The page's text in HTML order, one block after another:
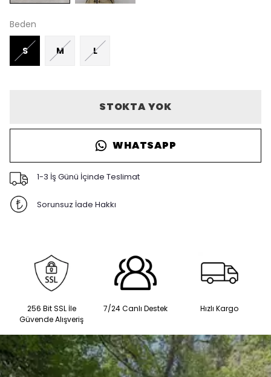
Beden
S M L
STOKTA YOK
WHATSAPP
1-3 İş Günü İçinde Teslimat
Sorunsuz İade Hakkı
256 Bit SSL İle
Güvende Alışveriş
7/24 Canlı Destek Hızlı Kargo